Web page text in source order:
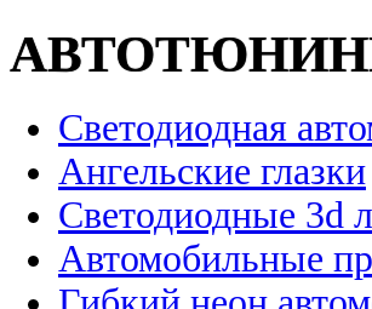
Светодиодная
Ангельские глазки
Светодиодные 3d
Автомобильные